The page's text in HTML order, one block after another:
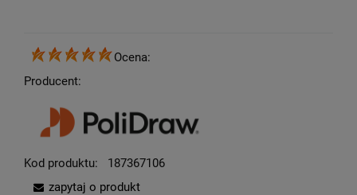
Ocena:
Producent:
Kod produktu:
187367106
zapytaj o produkt